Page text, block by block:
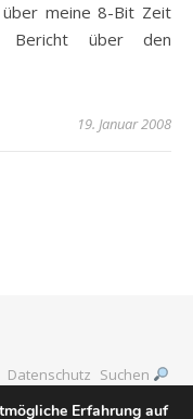
meine 8-Bit Zeit
Bericht über den
19. Januar 2008
Datenschutz Suchen
Erfahrung auf